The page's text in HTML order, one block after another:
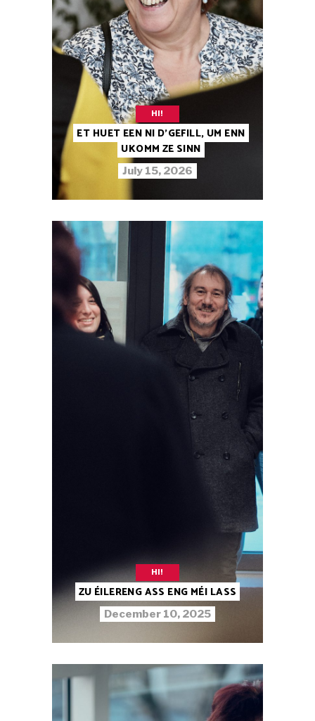
HI!
ET HUET EEN NI D’GEFILL, UM ENN
UKOMM ZE SINN
July 15, 2026
HI!
ZU ÉILERENG ASS ENG MÉI LASS
December 10, 2025